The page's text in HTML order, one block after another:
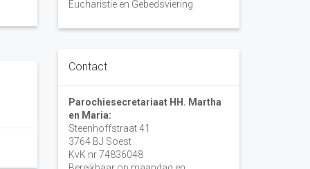
Eucharistie en Gebedsviering
Contact
Parochiesecretariaat HH. Martha
en Maria:
Steenhoffstraat 41
3764 BJ Soest
KvK nr 74836048